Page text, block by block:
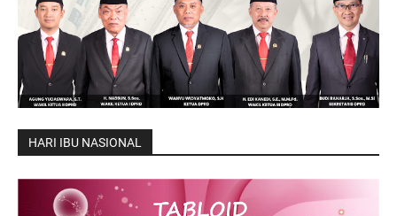
HARI IBU NASIONAL